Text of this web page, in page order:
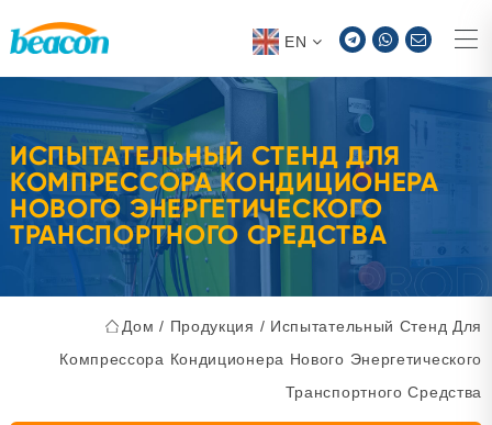
EN
ИСПЫТАТЕЛЬНЫЙ СТЕНД ДЛЯ
КОМПРЕССОРА КОНДИЦИОНЕРА
НОВОГО ЭНЕРГЕТИЧЕСКОГО
ТРАНСПОРТНОГО СРЕДСТВА
Дом / Продукция / Испытательный Стенд Для
Компрессора Кондиционера Нового Энергетического
Транспортного Средства